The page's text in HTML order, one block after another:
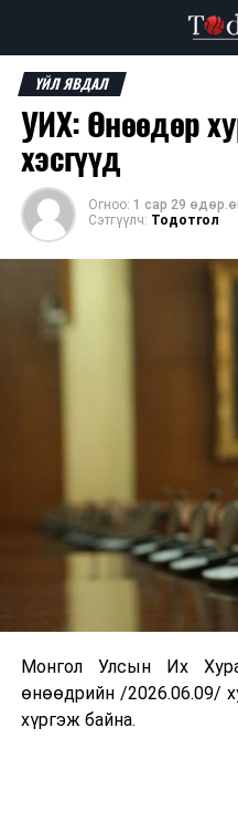
ҮЙЛ ЯВДАЛ
УИХ: Өнөөдөр
хэсгүүд
Огноо: 1 сар 29
Сэтгүүлч: Тодотгол
Монгол Улсын Их
өнөөдрийн /2026.06.09/
хүргэж байна.